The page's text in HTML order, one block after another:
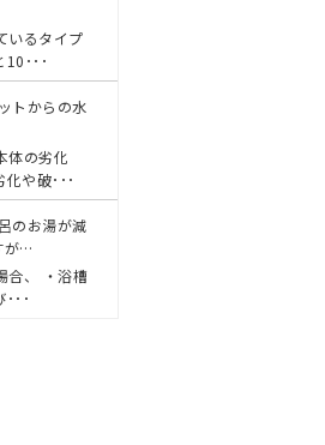
いるタイプ
10･･･
トからの水
体の劣化
や破･･･
のお湯が減
が…
合、 ・浴槽
･･･